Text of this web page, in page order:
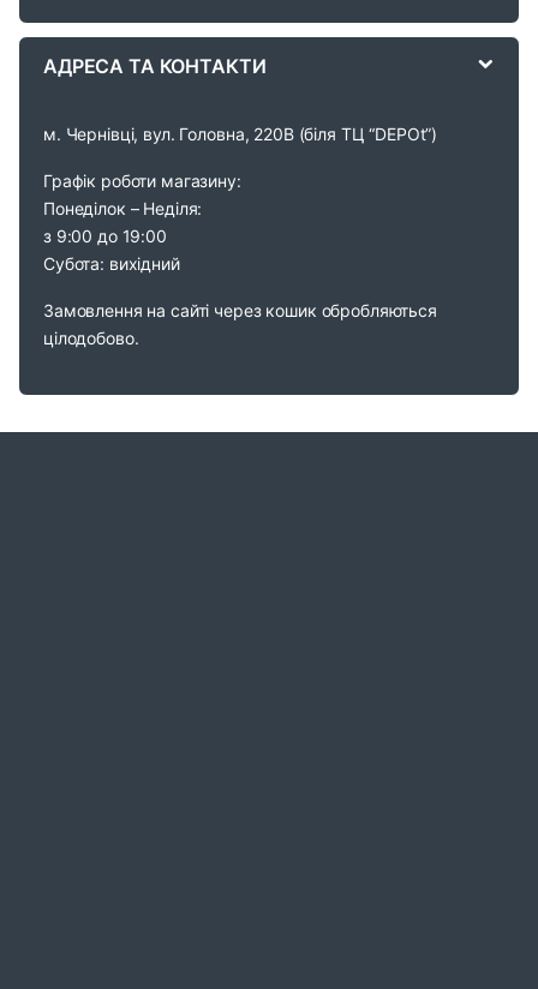
АДРЕСА ТА КОНТАКТИ
м. Чернівці, вул. Головна, 220В (біля ТЦ “DEPOt”)
Графік роботи магазину:
Понеділок – Неділя:
з 9:00 до 19:00
Субота: вихідний
Замовлення на сайті через кошик обробляються
цілодобово.